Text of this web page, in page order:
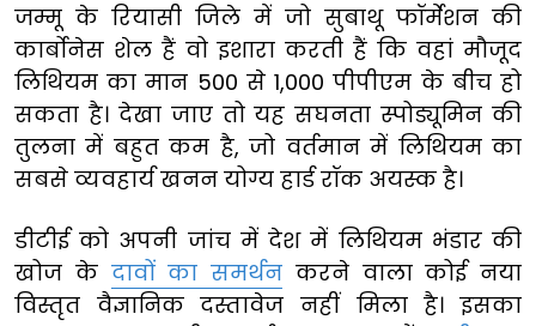
जम्मू के रियासी जिले में जो सुबाथू फॉर्मेशन की
कार्बोनेस शेल हैं वो इशारा करती हैं कि वहां मौजूद
लिथियम का मान 500 से 1,000 पीपीएम के बीच हो
सकता है। देखा जाए तो यह सघनता स्पोड्यूमिन की
तुलना में बहुत कम है, जो वर्तमान में लिथियम का
सबसे व्यवहार्य खनन योग्य हार्ड रॉक अयस्क है।
डीटीई को अपनी जांच में देश में लिथियम भंडार की
खोज के दावों का समर्थन करने वाला कोई नया
विस्तृत वैज्ञानिक दस्तावेज नहीं मिला है। इसका